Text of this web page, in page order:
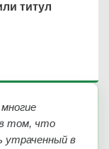
титул
в том, что
утраченный в